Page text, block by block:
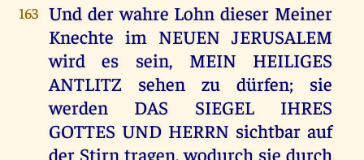
163 Und der wahre Lohn dieser Meiner
Knechte im NEUEN JERUSALEM
wird es sein, MEIN HEILIGES
ANTLITZ sehen zu dürfen; sie
werden DAS SIEGEL IHRES
GOTTES UND HERRN sichtbar auf
der Stirn tragen, wodurch sie durch